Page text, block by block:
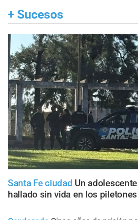
+ Sucesos
Santa Fe ciudad Un
hallado sin vida en los